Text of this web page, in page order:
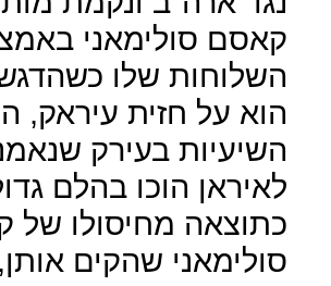
קאסם סולימאני
השלוחות שלו
הוא על חזית עיראק,
השיעיות בעירק
לאיראן הוכו בהלם
כתוצאה מחיסולו של
סולימאני שהקים